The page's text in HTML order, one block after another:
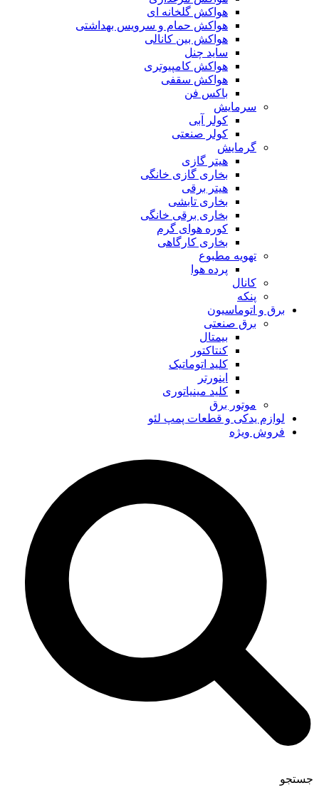
هواکش گلخانه ای
هواکش حمام و سرویس بهداشتی
هواکش بین کانالی
ساید چنل
هواکش کامپیوتری
هواکش سقفی
باکس فن
سرمایش
کولر آبی
کولر صنعتی
گرمایش
هیتر گازی
بخاری گازی خانگی
هیتر برقی
بخاری تابشی
بخاری برقی خانگی
کوره هوای گرم
بخاری کارگاهی
تهویه مطبوع
پرده هوا
کانال
پنکه
برق و اتوماسیون
برق صنعتی
بیمتال
کنتاکتور
کلید اتوماتیک
اینورتر
کلید مینیاتوری
موتور برق
لوازم یدکی و قطعات پمپ لئو
فروش ویژه
جستجو